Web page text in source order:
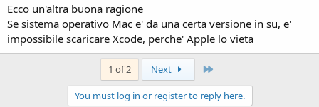
Ecco un'altra buona ragione
Se sistema operativo Mac e' da una certa versione in su, e'
impossibile scaricare Xcode, perche' Apple lo vieta
1 of 2 Next
You must log in or register to reply here.